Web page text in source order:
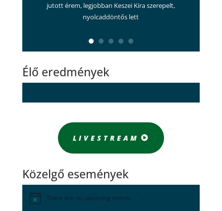
jutott érem, legjobban Keszei Kira szerepelt,
nyolcaddöntős lett
Élő eredmények
LIVESTREAM
Közelgő események
There are no upcoming events.